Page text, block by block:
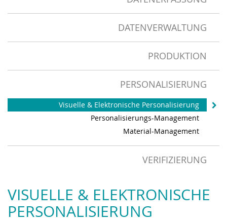
DATENVERWALTUNG
PRODUKTION
PERSONALISIERUNG
Visuelle & Elektronische Personalisierung
Personalisierungs-Management
Material-Management
VERIFIZIERUNG
VISUELLE & ELEKTRONISCHE
PERSONALISIERUNG